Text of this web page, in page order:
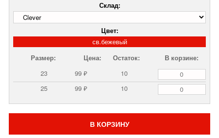
Склад:
Цвет:
св.бежевый
Размер:
Цена: Остаток:
В корзине:
23
99 ₽
10
25
99 ₽ 10
В КОРЗИНУ